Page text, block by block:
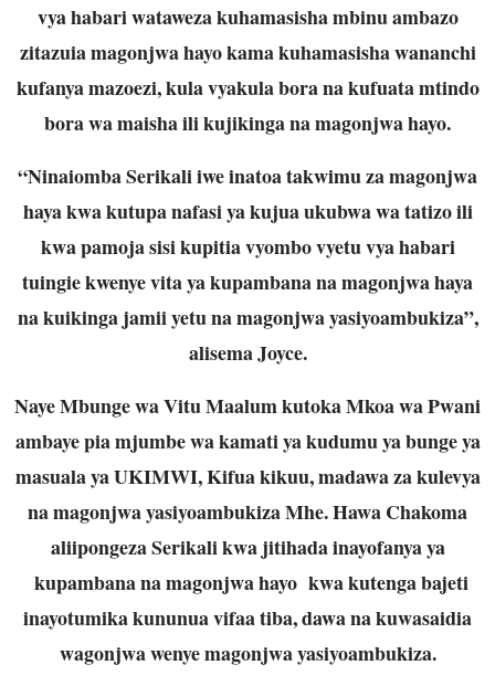
vya habari wataweza kuhamasisha mbinu ambazo
zitazuia magonjwa hayo kama kuhamasisha wananchi
kufanya mazoezi, kula vyakula bora na kufuata mtindo
bora wa maisha ili kujikinga na magonjwa hayo.
“Ninaiomba Serikali iwe inatoa takwimu za magonjwa
haya kwa kutupa nafasi ya kujua ukubwa wa tatizo ili
kwa pamoja sisi kupitia vyombo vyetu vya habari
tuingie kwenye vita ya kupambana na magonjwa haya
na kuikinga jamii yetu na magonjwa yasiyoambukiza”,
alisema Joyce.
Naye Mbunge wa Vitu Maalum kutoka Mkoa wa Pwani
ambaye pia mjumbe wa kamati ya kudumu ya bunge ya
masuala ya UKIMWI, Kifua kikuu, madawa za kulevya
na magonjwa yasiyoambukiza Mhe. Hawa Chakoma
aliipongeza Serikali kwa jitihada inayofanya ya
kupambana na magonjwa hayo kwa kutenga bajeti
inayotumika kununua vifaa tiba, dawa na kuwasaidia
wagonjwa wenye magonjwa yasiyoambukiza.